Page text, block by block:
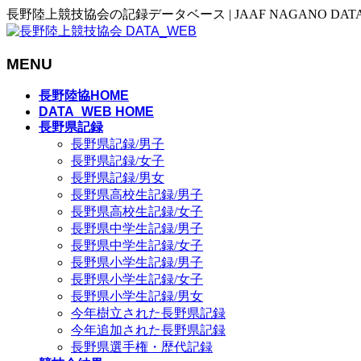
長野陸上競技協会の記録データベース | JAAF NAGANO
MENU
長野陸協HOME
DATA_WEB HOME
長野県記録
長野県記録/男子
長野県記録/女子
長野県記録/男女
長野県高校生記録/男子
長野県高校生記録/女子
長野県中学生記録/男子
長野県中学生記録/女子
長野県小学生記録/男子
長野県小学生記録/女子
長野県小学生記録/男女
今年樹立された長野県記録
今年追加された長野県記録
長野県選手権・歴代記録